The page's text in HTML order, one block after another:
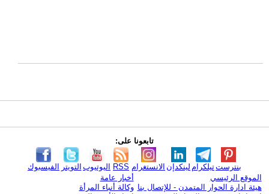
تابعونا على:
الفيسبوك التويتر اليوتيوب RSS الانستغرام لينكدإن تيلكرامبنترست
الموقع الرئيسي
هيئة ادارة الحوار المتمدن - للإتصال بنا
أخبار عامة
وكالة أنباء المرأة